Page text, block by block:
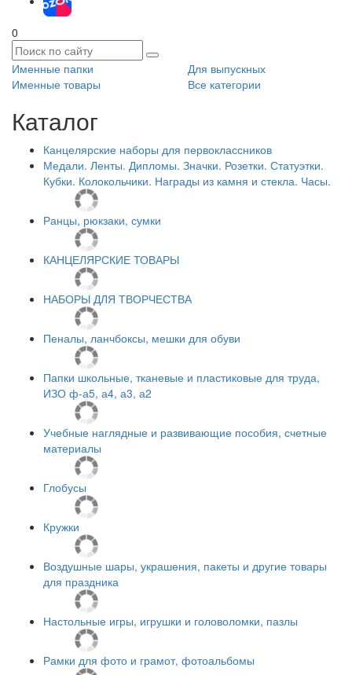
0
Именные папки
Для выпускных
Именные товары
Все категории
Каталог
Канцелярские наборы для первоклассников
Медали. Ленты. Дипломы. Значки. Розетки. Статуэтки.
Кубки. Колокольчики. Награды из камня и стекла. Часы.
Ранцы, рюкзаки, сумки
КАНЦЕЛЯРСКИЕ ТОВАРЫ
НАБОРЫ ДЛЯ ТВОРЧЕСТВА
Пеналы, ланчбоксы, мешки для обуви
Папки школьные, тканевые и пластиковые для труда,
ИЗО ф-а5, а4, а3, а2
Учебные наглядные и развивающие пособия, счетные
материалы
Глобусы
Кружки
Воздушные шары, украшения, пакеты и другие товары
для праздника
Настольные игры, игрушки и головоломки, пазлы
Рамки для фото и грамот, фотоальбомы